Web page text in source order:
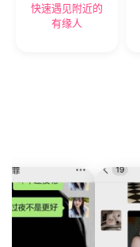
快速遇见附近的
有缘人